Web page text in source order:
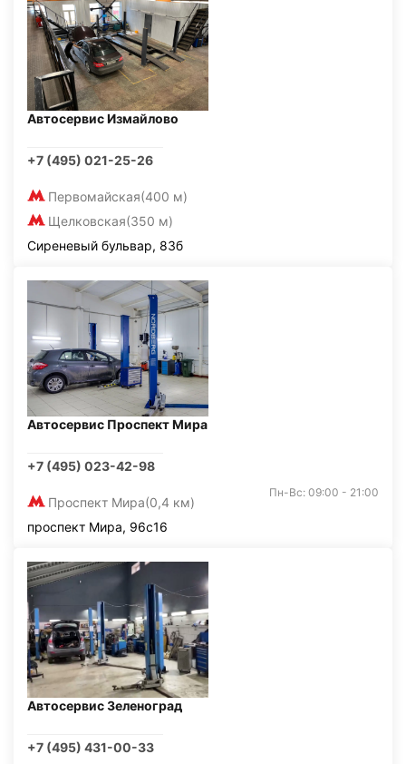
Автосервис Измайлово
+7 (495) 021-25-26
Первомайская(400 м)
Щелковская(350 м)
Сиреневый бульвар, 83б
Автосервис Проспект Мира
+7 (495) 023-42-98
Проспект Мира(0,4 км)
Пн-Вс: 09:00 - 21:00
проспект Мира, 96с16
Автосервис Зеленоград
+7 (495) 431-00-33